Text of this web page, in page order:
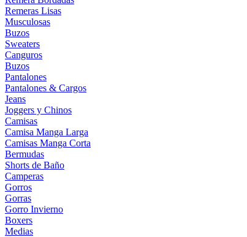
Remeras Lisas
Musculosas
Buzos
Sweaters
Canguros
Buzos
Pantalones
Pantalones & Cargos
Jeans
Joggers y Chinos
Camisas
Camisa Manga Larga
Camisas Manga Corta
Bermudas
Shorts de Baño
Camperas
Gorros
Gorras
Gorro Invierno
Boxers
Medias